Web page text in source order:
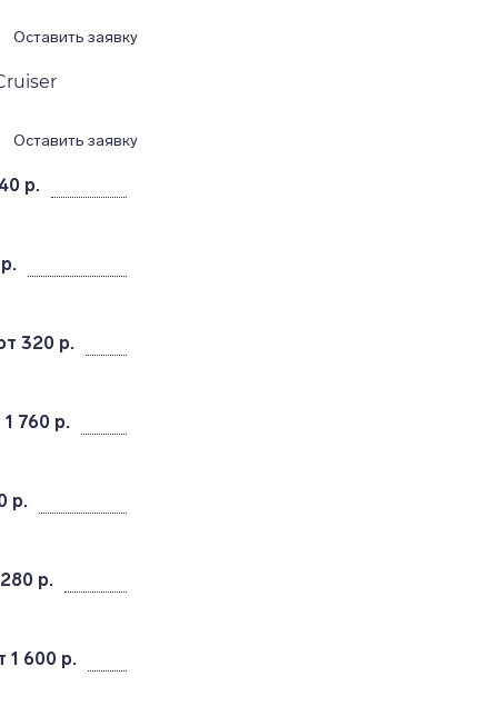
Оставить заявку
Оставить заявку
р.
320 р.
1 760 р.
р.
р.
1 600 р.